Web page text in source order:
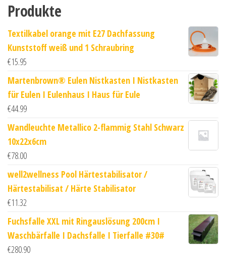
Produkte
Textilkabel orange mit E27 Dachfassung
Kunststoff weiß und 1 Schraubring
€15.95
Martenbrown® Eulen Nistkasten I Nistkasten
für Eulen I Eulenhaus I Haus für Eule
€44.99
Wandleuchte Metallico 2-flammig Stahl Schwarz
10x22x6cm
€78.00
well2wellness Pool Härtestabilisator /
Härtestabilisat / Härte Stabilisator
€11.32
Fuchsfalle XXL mit Ringauslösung 200cm I
Waschbärfalle I Dachsfalle I Tierfalle #30#
€280.90